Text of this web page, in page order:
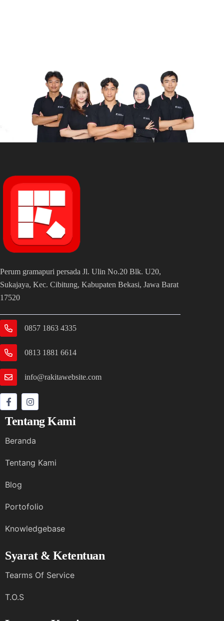
Perum gramapuri persada Jl. Ulin No.20 Blk. U20,
Sukajaya, Kec. Cibitung, Kabupaten Bekasi, Jawa Barat
17520
0857 1863 4335
0813 1881 6614
info@rakitawebsite.com
Tentang Kami
Beranda
Tentang Kami
Blog
Portofolio
Knowledgebase
Syarat & Ketentuan
Tearms Of Service
T.O.S